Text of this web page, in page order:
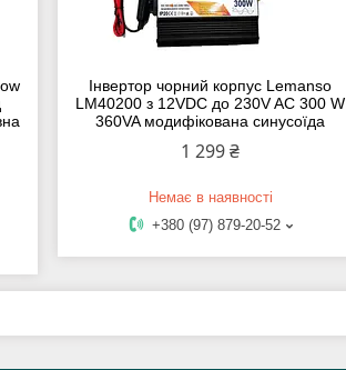
Інвертор чорний корпус Lemanso
LM40200 з 12VDC до 230V AC 300 W
360VA модифікована синусоїда
1 299 ₴
Немає в наявності
+380 (97) 879-20-52